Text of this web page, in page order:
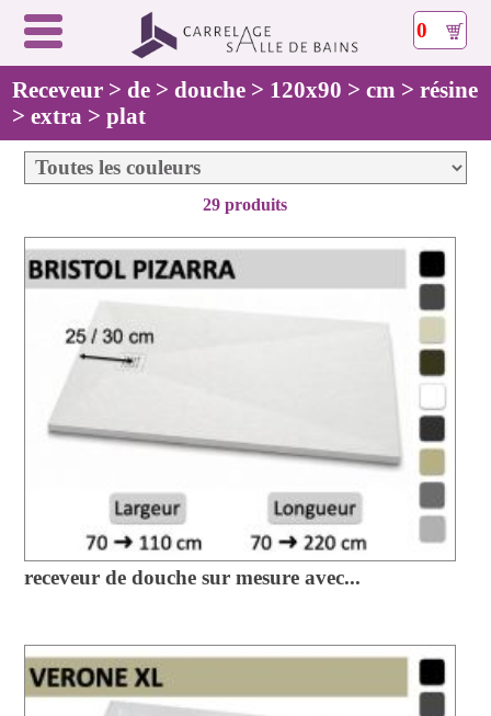
0
Receveur > de > douche > 120x90 > cm > résine
> extra > plat
29 produits
receveur de douche sur mesure avec...